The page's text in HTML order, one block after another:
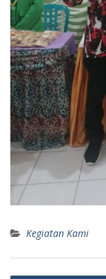
Kegiatan Kami